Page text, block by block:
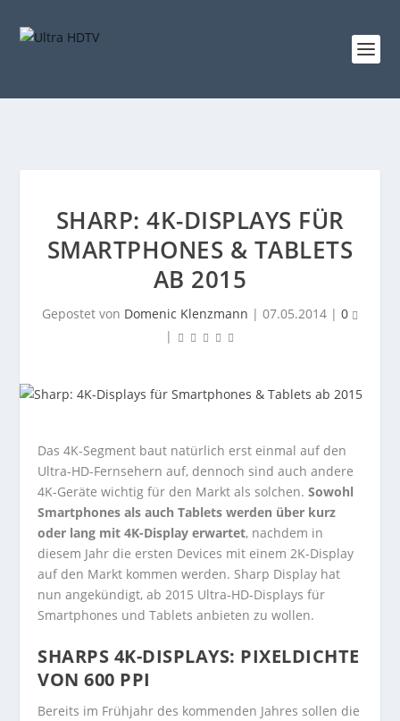
SHARP: 4K-DISPLAYS FÜR
SMARTPHONES & TABLETS
AB 2015
Gepostet von Domenic Klenzmann | 07.05.2014 | 0
|
Das 4K-Segment baut natürlich erst einmal auf den
Ultra-HD-Fernsehern auf, dennoch sind auch andere
4K-Geräte wichtig für den Markt als solchen.Sowohl
Smartphones als auch Tablets werden über kurz
oder lang mit 4K-Display erwartet, nachdem in
diesem Jahr die ersten Devices mit einem 2K-Display
auf den Markt kommen werden. Sharp Display hat
nun angekündigt, ab 2015 Ultra-HD-Displays für
Smartphones und Tablets anbieten zu wollen.
SHARPS 4K-DISPLAYS: PIXELDICHTE
VON 600 PPI
Bereits im Frühjahr des kommenden Jahres sollen die